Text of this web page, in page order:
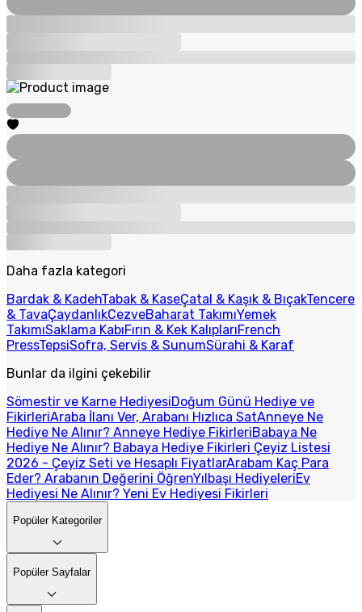
Daha fazla kategori
Bardak & KadehTabak & KaseÇatal & Kaşık & BıçakTencere
& TavaÇaydanlıkCezveBaharat TakımıYemek
TakımıSaklama KabıFırın & Kek KalıplarıFrench
PressTepsiSofra, Servis & SunumSürahi & Karaf
Bunlar da ilgini çekebilir
Sömestir ve Karne HediyesiDoğum Günü Hediye ve
FikirleriAraba İlanı Ver, Arabanı Hızlıca SatAnneye Ne
Hediye Ne Alınır? Anneye Hediye FikirleriBabaya Ne
Hediye Ne Alınır? Babaya Hediye Fikirleri Çeyiz Listesi
2026 - Çeyiz Seti ve Hesaplı FiyatlarArabam Kaç Para
Eder? Arabanın Değerini ÖğrenYılbaşı HediyeleriEv
Hediyesi Ne Alınır? Yeni Ev Hediyesi Fikirleri
Popüler Kategoriler
Popüler Sayfalar